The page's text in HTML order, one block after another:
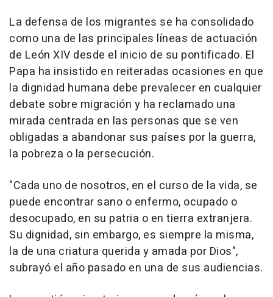
La defensa de los migrantes se ha consolidado
como una de las principales líneas de actuación
de León XIV desde el inicio de su pontificado. El
Papa ha insistido en reiteradas ocasiones en que
la dignidad humana debe prevalecer en cualquier
debate sobre migración y ha reclamado una
mirada centrada en las personas que se ven
obligadas a abandonar sus países por la guerra,
la pobreza o la persecución.
"Cada uno de nosotros, en el curso de la vida, se
puede encontrar sano o enfermo, ocupado o
desocupado, en su patria o en tierra extranjera.
Su dignidad, sin embargo, es siempre la misma,
la de una criatura querida y amada por Dios",
subrayó el año pasado en una de sus audiencias.